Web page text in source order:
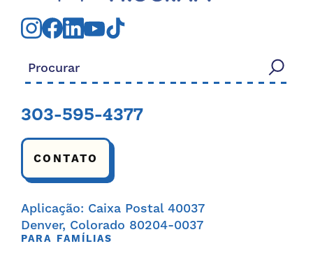
Procurar:
303-595-4377
CONTATO
Aplicação: Caixa Postal 40037
Denver, Colorado 80204-0037
PARA FAMÍLIAS